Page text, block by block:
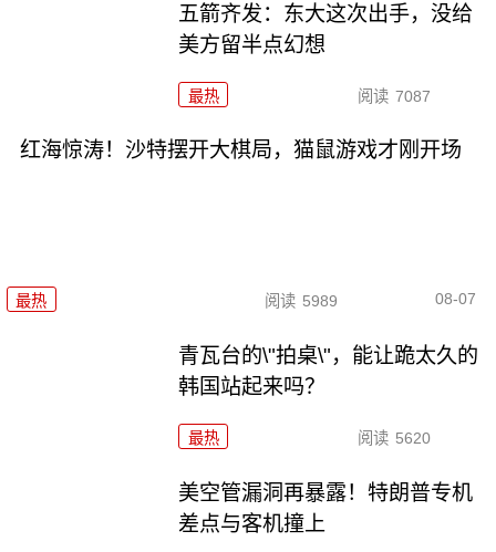
五箭齐发：东大这次出手，没给
美方留半点幻想
最热 阅读 7087
红海惊涛！沙特摆开大棋局，猫鼠游戏才刚开场
最热 阅读 5989 08-07
青瓦台的\"拍桌\"，能让跪太久的
韩国站起来吗？
最热 阅读 5620
美空管漏洞再暴露！特朗普专机
差点与客机撞上